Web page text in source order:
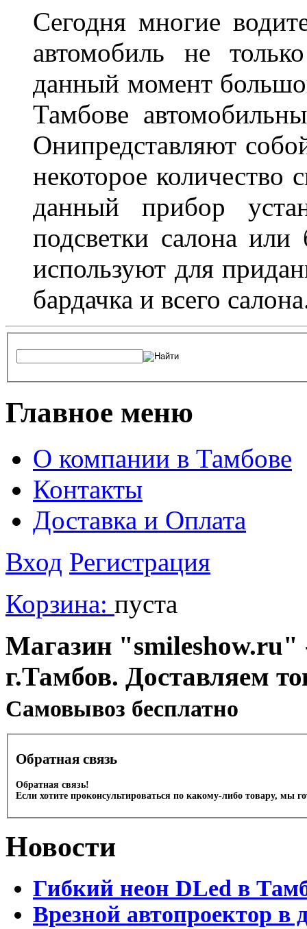
Сегодня многие
автомобиль не
данный момент
Тамбове
Онипредставляют
некоторое количество
данный прибор
подсветки салона
используют для
бардачка и всего
Главное меню
О компании в Тамбове
Контакты
Доставка и Оплата
Вход Регистрация
Корзина: пуста
Магазин "smileshow.ru"
г.Тамбов. Доставляем
Cамовывоз бесплатно
Обратная связь
Обратная связь!
Если хотите проконсультироваться по какому-либо товару, мы
Новости
Гибкий неон DLed в
Врезной автопроектор в